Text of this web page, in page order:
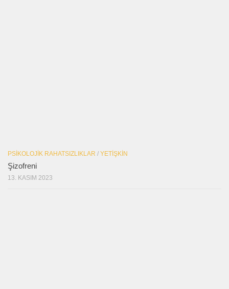
PSIKOLOJIK RAHATSIZLIKLAR / YETIŞKIN
Şizofreni
13. KASIM 2023